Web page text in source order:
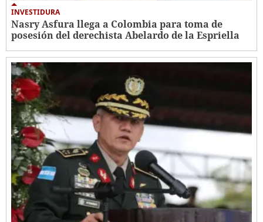
INVESTIDURA
Nasry Asfura llega a Colombia para toma de
posesión del derechista Abelardo de la Espriella